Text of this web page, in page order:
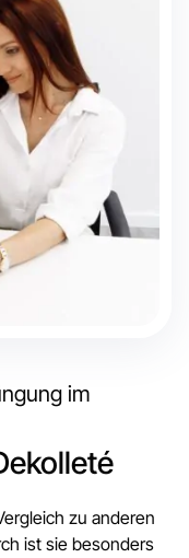
im
zu anderen
ist sie besonders